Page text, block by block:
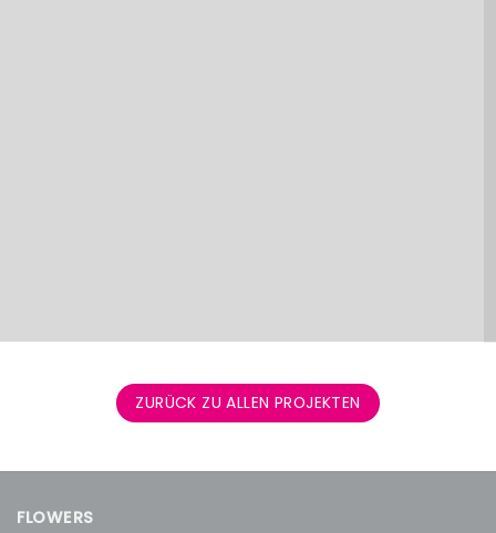
ZURÜCK ZU ALLEN PROJEKTEN
FLOWERS